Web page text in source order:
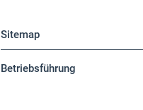
Sitemap
Betriebsführung